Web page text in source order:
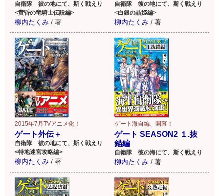
自衛隊 彼の地にて、斯く戦えり
<黄昏の竜騎士伝説編>
柳内たくみ / 著
自衛隊 彼の地にて、斯く戦えり
<白銀の晶姫編>
柳内たくみ / 著
2015年7月TVアニメ化！
ゲート外伝＋
自衛隊 彼の地にて、斯く戦えり
<特地迷宮攻略編>
柳内たくみ / 著
ゲート海自編、開幕！
ゲート SEASON2 １.抜
錨編
自衛隊 彼の海にて、斯く戦えり
柳内たくみ / 著